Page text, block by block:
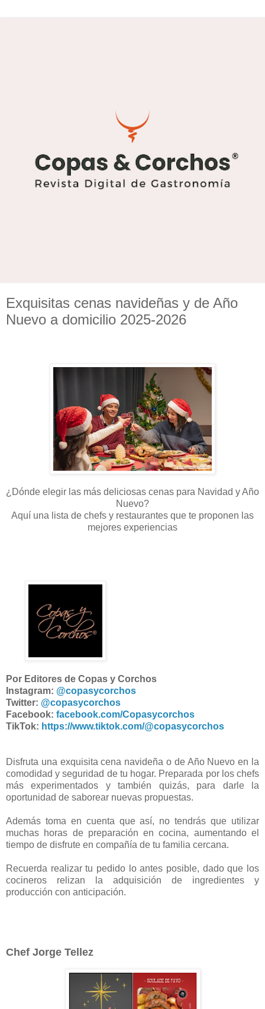
Exquisitas cenas navideñas y de Año
Nuevo a domicilio 2025-2026
¿Dónde elegir las más deliciosas cenas para Navidad y Año
Nuevo?
Aquí una lista de chefs y restaurantes que te proponen las
mejores experiencias
Por Editores de Copas y Corchos
Instagram: @copasycorchos
Twitter: @copasycorchos
Facebook: facebook.com/Copasycorchos
TikTok: https://www.tiktok.com/@copasycorchos
Disfruta una exquisita cena navideña o de Año Nuevo en la
comodidad y seguridad de tu hogar. Preparada por los chefs
más experimentados y también quizás, para darle la
oportunidad de saborear nuevas propuestas.
Además toma en cuenta que así, no tendrás que utilizar
muchas horas de preparación en cocina, aumentando el
tiempo de disfrute en compañía de tu familia cercana.
Recuerda realizar tu pedido lo antes posible, dado que los
cocineros relizan la adquisición de ingredientes y
producción con anticipación.
Chef Jorge Tellez